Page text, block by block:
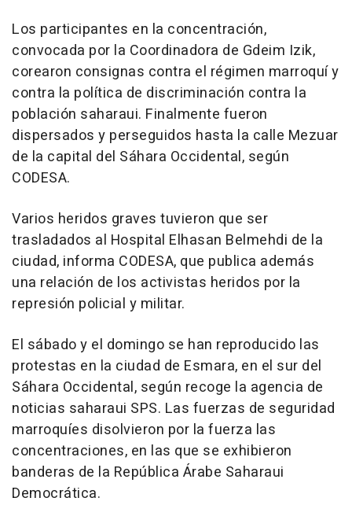
Los participantes en la concentración,
convocada por la Coordinadora de Gdeim Izik,
corearon consignas contra el régimen marroquí y
contra la política de discriminación contra la
población saharaui. Finalmente fueron
dispersados y perseguidos hasta la calle Mezuar
de la capital del Sáhara Occidental, según
CODESA.
Varios heridos graves tuvieron que ser
trasladados al Hospital Elhasan Belmehdi de la
ciudad, informa CODESA, que publica además
una relación de los activistas heridos por la
represión policial y militar.
El sábado y el domingo se han reproducido las
protestas en la ciudad de Esmara, en el sur del
Sáhara Occidental, según recoge la agencia de
noticias saharaui SPS. Las fuerzas de seguridad
marroquíes disolvieron por la fuerza las
concentraciones, en las que se exhibieron
banderas de la República Árabe Saharaui
Democrática.